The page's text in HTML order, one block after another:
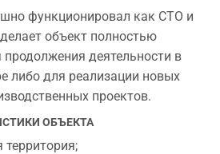
функционировал как СТО и
объект полностью
деятельности в
либо для реализации новых
проектов.
ОБЪЕКТА